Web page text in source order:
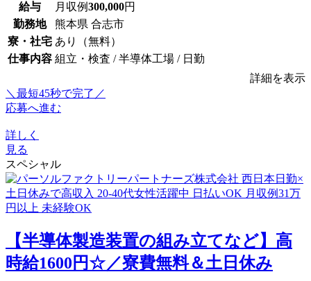
給与 月収例300,000円
勤務地
熊本県 合志市
寮・社宅 あり（無料）
仕事内容 組立・検査 / 半導体工場 / 日勤
詳細を表示
＼最短45秒で完了／
応募へ進む
詳しく
見る
スペシャル
【半導体製造装置の組み立てなど】高
時給1600円☆／寮費無料＆土日休み